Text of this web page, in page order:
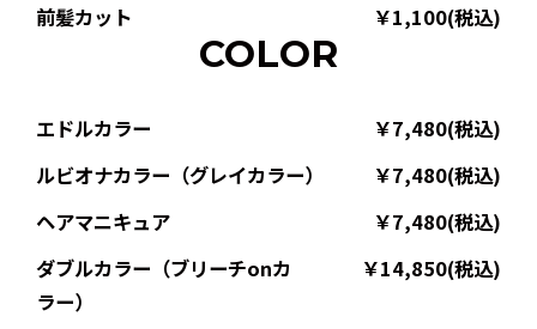
前髪カット
￥1,100(税込)
COLOR
エドルカラー
￥7,480(税込)
ルビオナカラー（グレイカラー）
￥7,480(税込)
ヘアマニキュア
￥7,480(税込)
ダブルカラー（ブリーチonカ
ラー）
￥14,850(税込)